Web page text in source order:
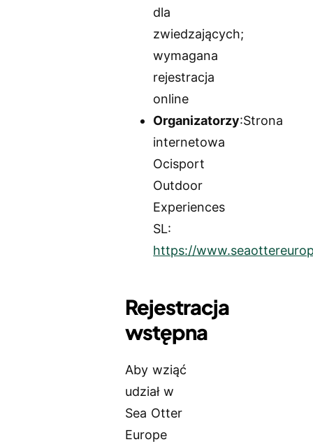
dla
zwiedzających;
wymagana
rejestracja
online
Organizatorzy:Strona
internetowa
Ocisport
Outdoor
Experiences
SL:
https://
Rejestracja
wstępna
Aby wziąć
udział w
Sea Otter
Europe